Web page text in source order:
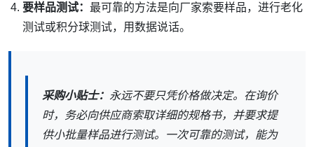
要样品测试： 最可靠的方法是向厂家索要样品，进行老化
测试或积分球测试，用数据说话。
采购小贴士： 永远不要只凭价格做决定。在询价
时，务必向供应商索取详细的规格书，并要求提
供小批量样品进行测试。一次可靠的测试，能为